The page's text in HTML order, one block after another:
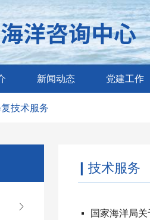
新闻动态 党建工作
技术服务
| 技术服务
넷 国家海洋局
ꁕ